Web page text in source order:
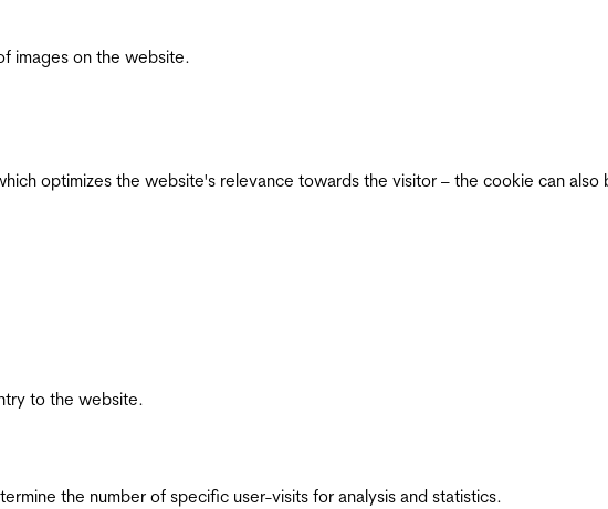
images on the website.
optimizes the website's relevance towards the visitor – the cookie can
to the website.
the number of specific user-visits for analysis and statistics.